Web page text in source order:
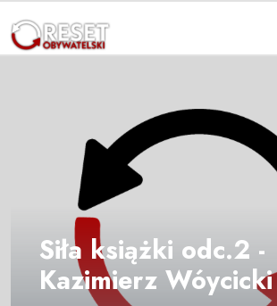
Siła książki odc.2 -
Kazimierz Wóycicki